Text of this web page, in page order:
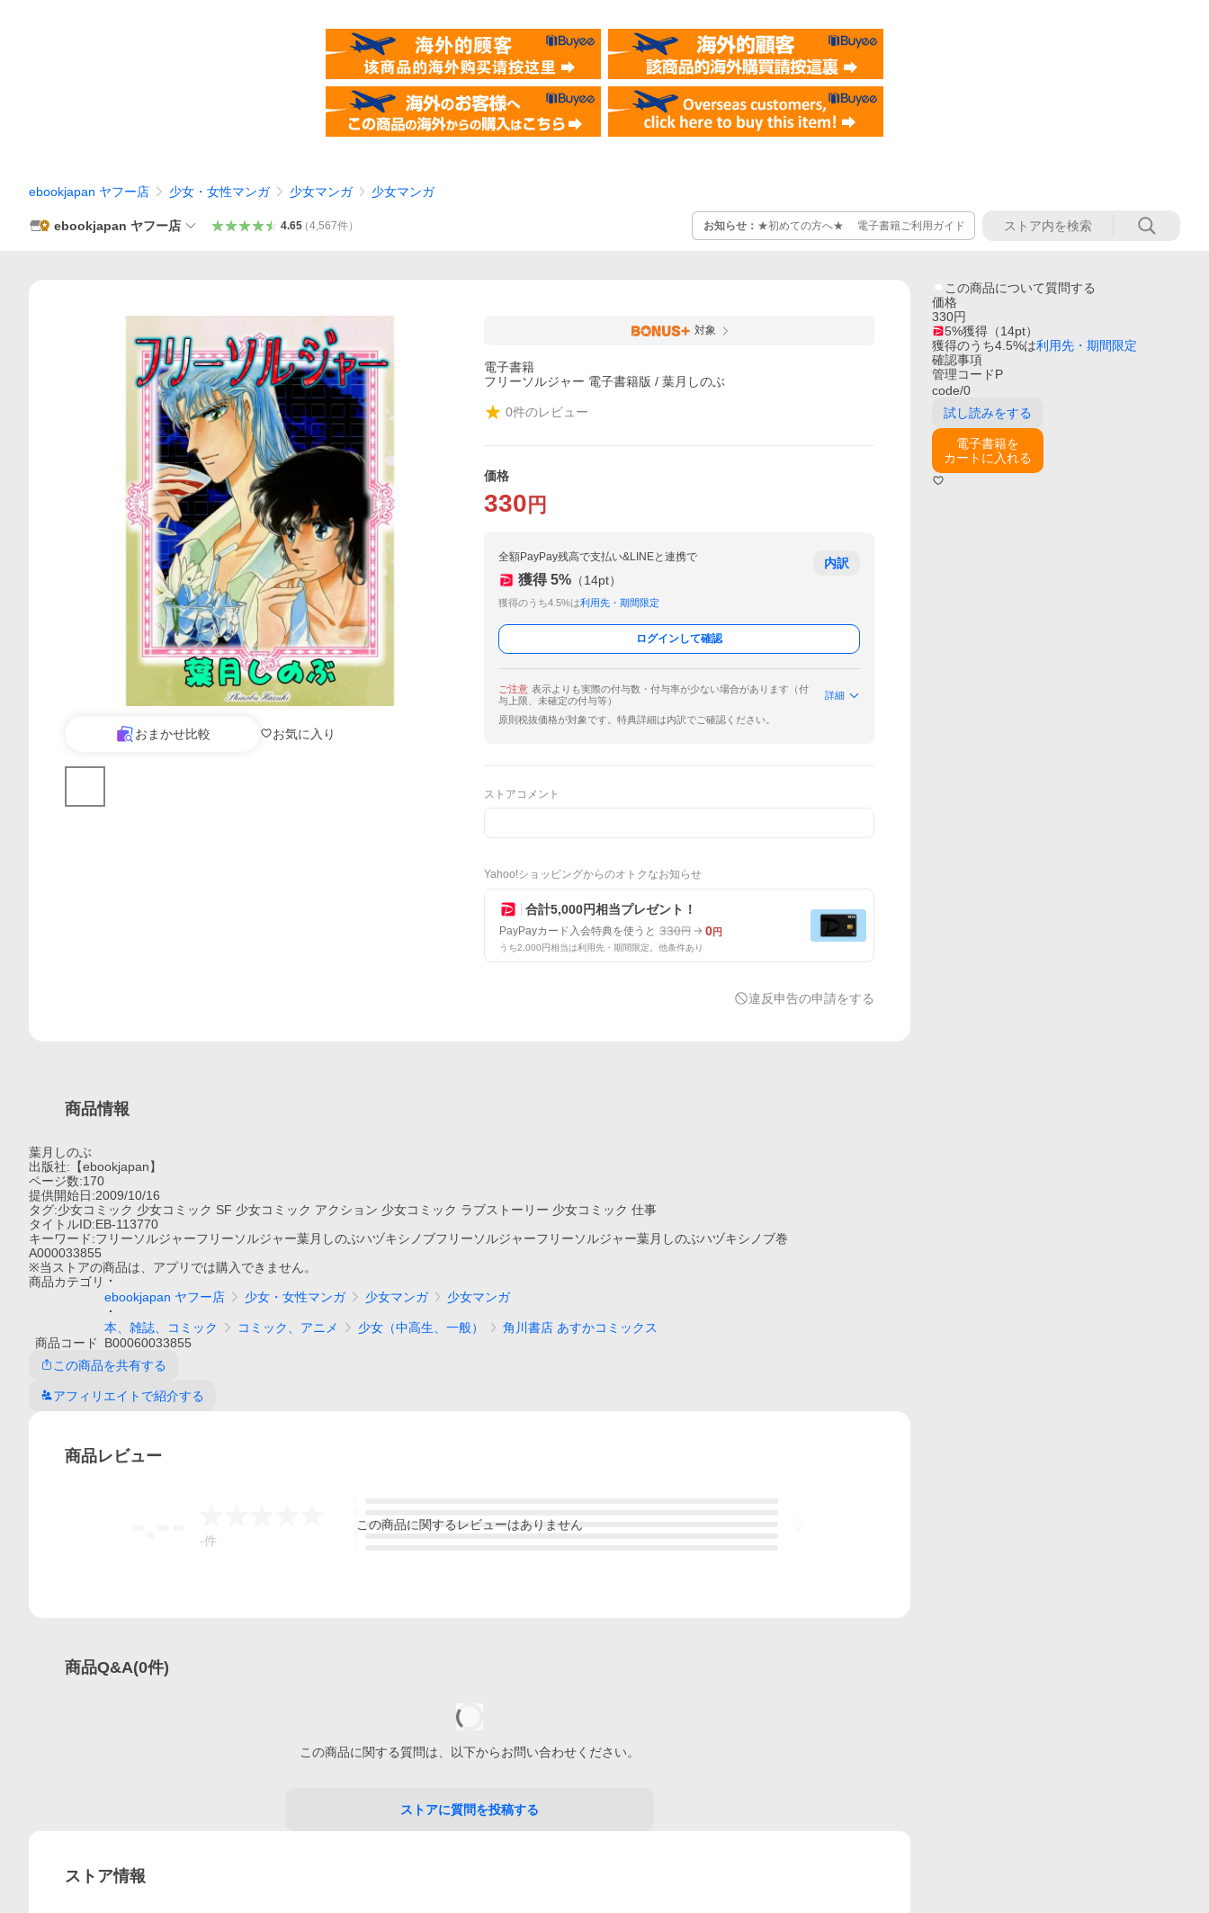
ebookjapan ヤフー店 少女・女性マンガ 少女マンガ 少女マンガ
ebookjapan ヤフー店 4.65（4,567件） お知らせ： ★初めての方へ★ 電子書籍ご利用ガイド
おまかせ比較 お気に入り
対象
電子書籍
フリーソルジャー 電子書籍版 / 葉月しのぶ
0件のレビュー
価格
330 円
全額PayPay残高で支払い&LINEと連携で
獲得 5% （14pt）
獲得のうち4.5%は利用先・期間限定
内訳
ログインして確認
ご注意 表示よりも実際の付与数・付与率が少ない場合があります（付
与上限、未確定の付与等）
詳細
原則税抜価格が対象です。特典詳細は内訳でご確認ください。
ストアコメント
Yahoo!ショッピングからのオトクなお知らせ
合計5,000円相当プレゼント！
PayPayカード入会特典を使うと 330円 0円
うち2,000円相当は利用先・期間限定。他条件あり
違反申告の申請をする
商品情報
葉月しのぶ
出版社:【ebookjapan】
ページ数:170
提供開始日:2009/10/16
タグ:少女コミック 少女コミック SF 少女コミック アクション 少女コミック ラブストーリー 少女コミック 仕事
タイトルID:EB-113770
キーワード:フリーソルジャーフリーソルジャー葉月しのぶハヅキシノブフリーソルジャーフリーソルジャー葉月しのぶハヅキシノブ巻
A000033855
※当ストアの商品は、アプリでは購入できません。
商品カテゴリ
ebookjapan ヤフー店
少女・女性マンガ 少女マンガ 少女マンガ
本、雑誌、コミック コミック、アニメ 少女（中高生、一般）
角川書店 あすかコミックス
商品コード
B00060033855
この商品を共有する
アフィリエイトで紹介する
商品レビュー
-件
この商品に関するレビューはありません
商品Q&A(0件)
この商品に関する質問は、以下からお問い合わせください。
ストアに質問を投稿する
ストア情報
この商品について質問する
価格
330円
5%獲得 （14pt）
獲得のうち4.5%は利用先・期間限定
確認事項
管理コードP
code/0
試し読みをする
電子書籍を
カートに入れる